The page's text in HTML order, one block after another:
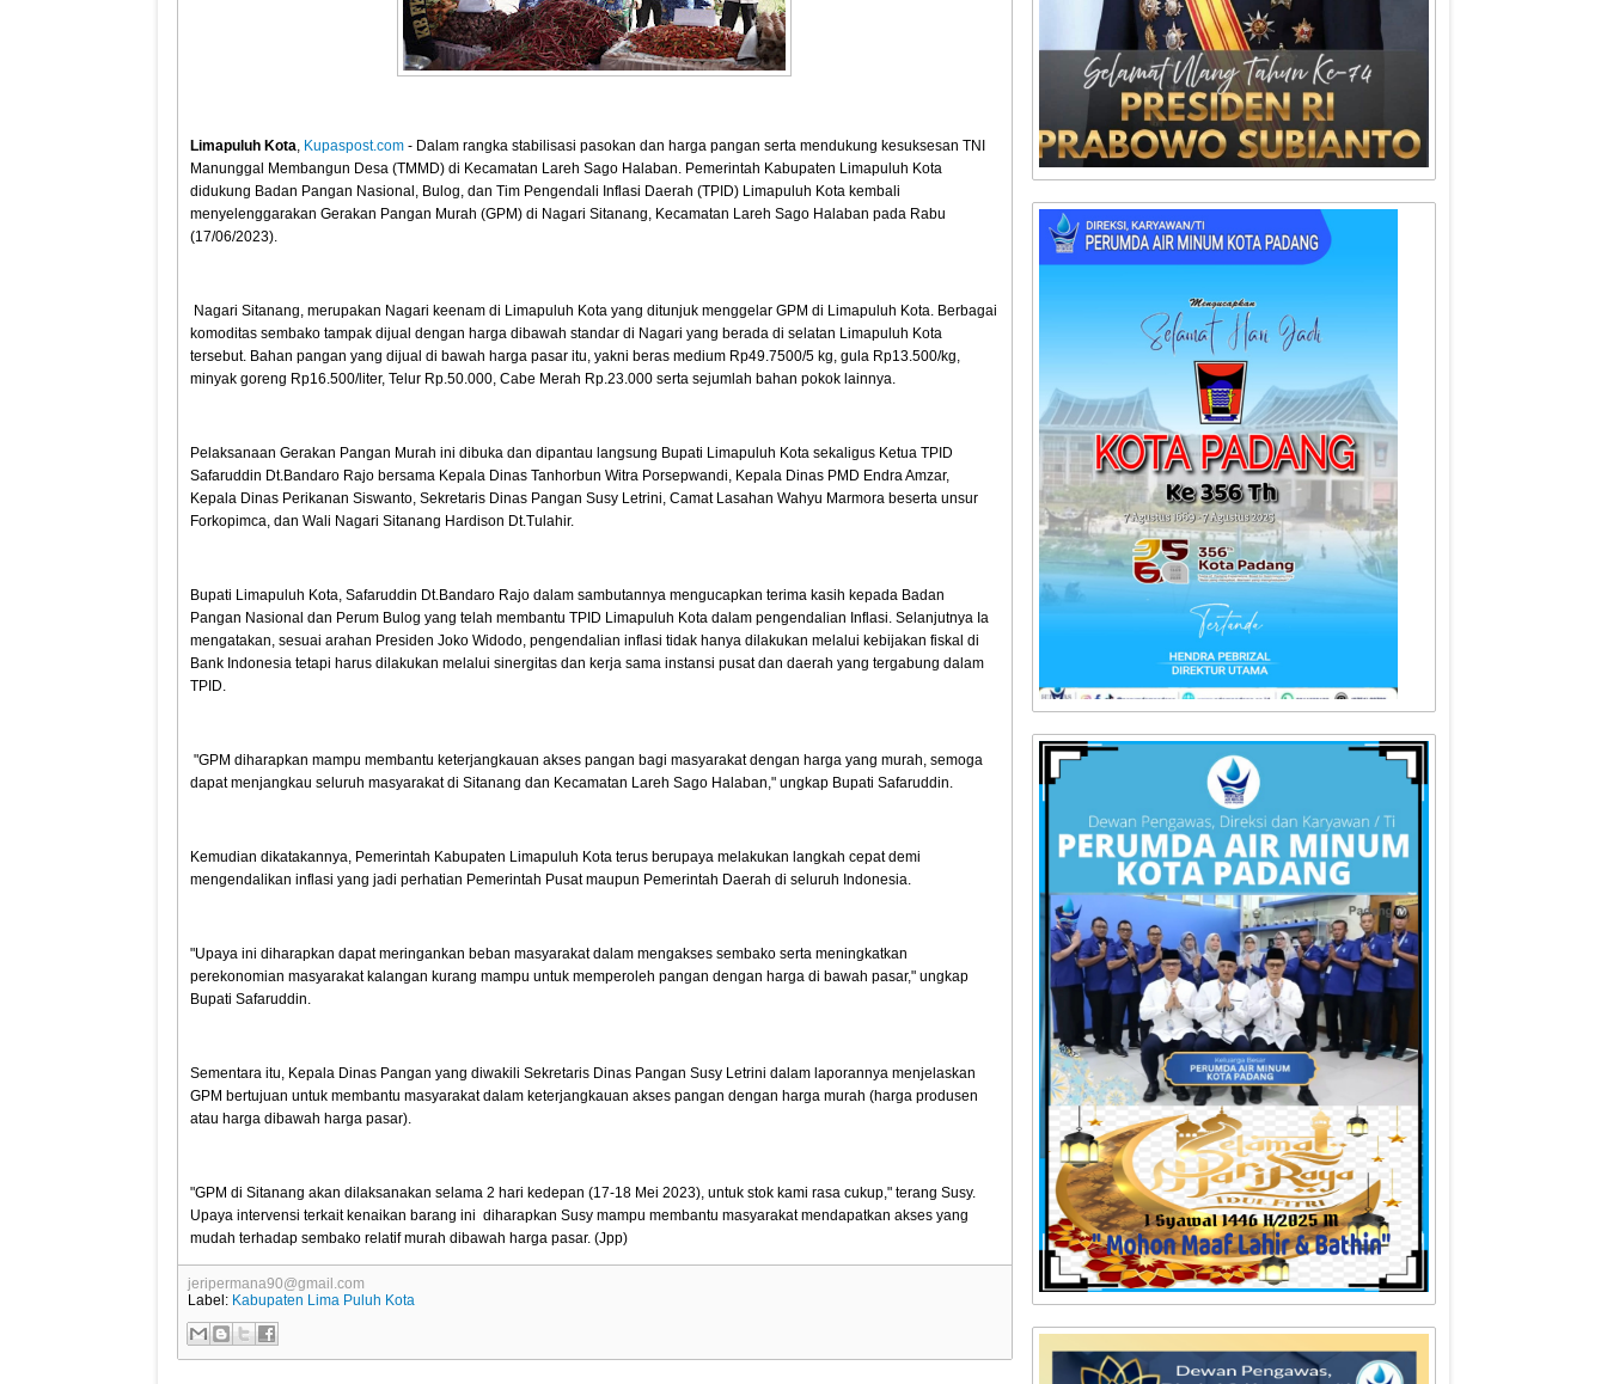
Limapuluh Kota, Kupaspost.com - Dalam rangka stabilisasi pasokan dan harga pangan serta mendukung kesuksesan TNI
Manunggal Membangun Desa (TMMD) di Kecamatan Lareh Sago Halaban. Pemerintah Kabupaten Limapuluh Kota
didukung Badan Pangan Nasional, Bulog, dan Tim Pengendali Inflasi Daerah (TPID) Limapuluh Kota kembali
menyelenggarakan Gerakan Pangan Murah (GPM) di Nagari Sitanang, Kecamatan Lareh Sago Halaban pada Rabu
(17/06/2023).
Nagari Sitanang, merupakan Nagari keenam di Limapuluh Kota yang ditunjuk menggelar GPM di Limapuluh Kota. Berbagai
komoditas sembako tampak dijual dengan harga dibawah standar di Nagari yang berada di selatan Limapuluh Kota
tersebut. Bahan pangan yang dijual di bawah harga pasar itu, yakni beras medium Rp49.7500/5 kg, gula Rp13.500/kg,
minyak goreng Rp16.500/liter, Telur Rp.50.000, Cabe Merah Rp.23.000 serta sejumlah bahan pokok lainnya.
Pelaksanaan Gerakan Pangan Murah ini dibuka dan dipantau langsung Bupati Limapuluh Kota sekaligus Ketua TPID
Safaruddin Dt.Bandaro Rajo bersama Kepala Dinas Tanhorbun Witra Porsepwandi, Kepala Dinas PMD Endra Amzar,
Kepala Dinas Perikanan Siswanto, Sekretaris Dinas Pangan Susy Letrini, Camat Lasahan Wahyu Marmora beserta unsur
Forkopimca, dan Wali Nagari Sitanang Hardison Dt.Tulahir.
Bupati Limapuluh Kota, Safaruddin Dt.Bandaro Rajo dalam sambutannya mengucapkan terima kasih kepada Badan
Pangan Nasional dan Perum Bulog yang telah membantu TPID Limapuluh Kota dalam pengendalian Inflasi. Selanjutnya Ia
mengatakan, sesuai arahan Presiden Joko Widodo, pengendalian inflasi tidak hanya dilakukan melalui kebijakan fiskal di
Bank Indonesia tetapi harus dilakukan melalui sinergitas dan kerja sama instansi pusat dan daerah yang tergabung dalam
TPID.
"GPM diharapkan mampu membantu keterjangkauan akses pangan bagi masyarakat dengan harga yang murah, semoga
dapat menjangkau seluruh masyarakat di Sitanang dan Kecamatan Lareh Sago Halaban," ungkap Bupati Safaruddin.
Kemudian dikatakannya, Pemerintah Kabupaten Limapuluh Kota terus berupaya melakukan langkah cepat demi
mengendalikan inflasi yang jadi perhatian Pemerintah Pusat maupun Pemerintah Daerah di seluruh Indonesia.
"Upaya ini diharapkan dapat meringankan beban masyarakat dalam mengakses sembako serta meningkatkan
perekonomian masyarakat kalangan kurang mampu untuk memperoleh pangan dengan harga di bawah pasar," ungkap
Bupati Safaruddin.
Sementara itu, Kepala Dinas Pangan yang diwakili Sekretaris Dinas Pangan Susy Letrini dalam laporannya menjelaskan
GPM bertujuan untuk membantu masyarakat dalam keterjangkauan akses pangan dengan harga murah (harga produsen
atau harga dibawah harga pasar).
"GPM di Sitanang akan dilaksanakan selama 2 hari kedepan (17-18 Mei 2023), untuk stok kami rasa cukup," terang Susy.
Upaya intervensi terkait kenaikan barang ini diharapkan Susy mampu membantu masyarakat mendapatkan akses yang
mudah terhadap sembako relatif murah dibawah harga pasar. (Jpp)
jeripermana90@gmail.com
Label: Kabupaten Lima Puluh Kota